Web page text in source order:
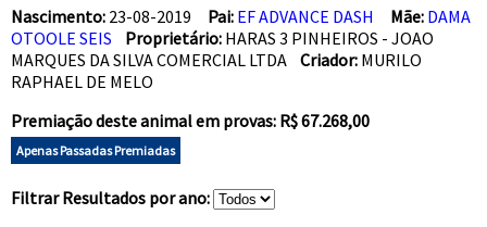
Nascimento: 23-08-2019 Pai: EF ADVANCE DASH Mãe: DAMA
OTOOLE SEIS
Proprietário: HARAS 3 PINHEIROS - JOAO
MARQUES DA SILVA COMERCIAL LTDA Criador: MURILO
RAPHAEL DE MELO
Premiação deste animal em provas: R$ 67.268,00
Apenas Passadas Premiadas
Filtrar Resultados por ano: